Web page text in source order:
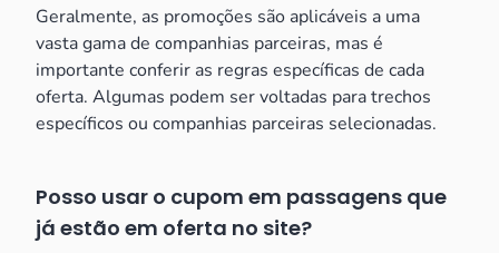
Geralmente, as promoções são aplicáveis a uma
vasta gama de companhias parceiras, mas é
importante conferir as regras específicas de cada
oferta. Algumas podem ser voltadas para trechos
específicos ou companhias parceiras selecionadas.
Posso usar o cupom em passagens que
já estão em oferta no site?